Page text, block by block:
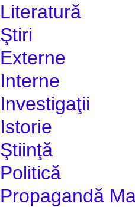
Literatură
Ştiri
Externe
Interne
Investigaţii
Istorie
Ştiinţă
Politică
Propagandă